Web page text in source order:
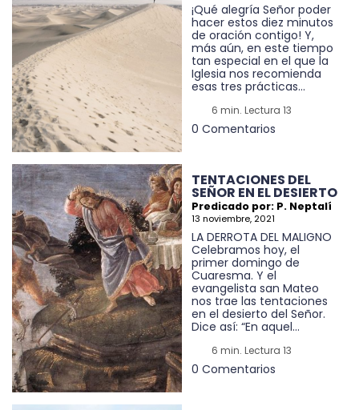
¡Qué alegría Señor poder
hacer estos diez minutos
de oración contigo! Y,
más aún, en este tiempo
tan especial en el que la
Iglesia nos recomienda
esas tres prácticas...
6 min. Lectura 13
0 Comentarios
TENTACIONES DEL
SEÑOR EN EL DESIERTO
Predicado por: P. Neptalí
13 noviembre, 2021
LA DERROTA DEL MALIGNO
Celebramos hoy, el
primer domingo de
Cuaresma. Y el
evangelista san Mateo
nos trae las tentaciones
en el desierto del Señor.
Dice así: “En aquel...
6 min. Lectura 13
0 Comentarios